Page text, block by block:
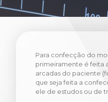
Para confecção do
primeiramente é feita
arcadas do paciente
que seja feita a
ele de estudos ou de